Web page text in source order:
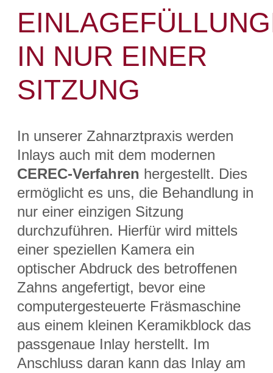
IN NUR EINER
SITZUNG
In unserer Zahnarztpraxis werden
Inlays auch mit dem modernen
CEREC-Verfahren hergestellt. Dies
ermöglicht es uns, die Behandlung in
nur einer einzigen Sitzung
durchzuführen. Hierfür wird mittels
einer speziellen Kamera ein
optischer Abdruck des betroffenen
Zahns angefertigt, bevor eine
computergesteuerte Fräsmaschine
aus einem kleinen Keramikblock das
passgenaue Inlay herstellt. Im
Anschluss daran kann das Inlay am